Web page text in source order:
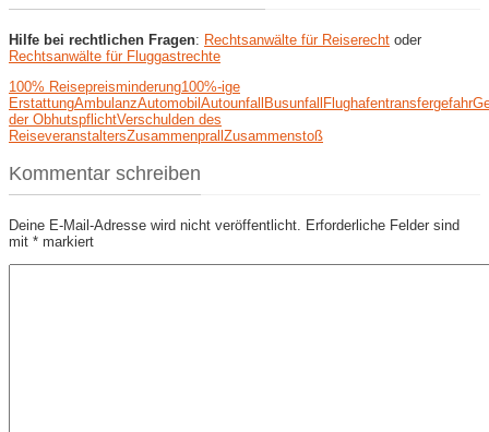
Hilfe bei rechtlichen Fragen: Rechtsanwälte für Reiserecht oder
Rechtsanwälte für Fluggastrechte
100% Reisepreisminderung100%-ige
ErstattungAmbulanzAutomobilAutounfallBusunfallFlughafentransfergefahr
der ObhutspflichtVerschulden des
ReiseveranstaltersZusammenprallZusammenstoß
Kommentar schreiben
Deine E-Mail-Adresse wird nicht veröffentlicht. Erforderliche Felder sind
mit * markiert